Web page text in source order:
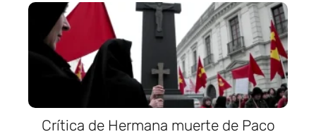
Crítica de Hermana muerte de Paco